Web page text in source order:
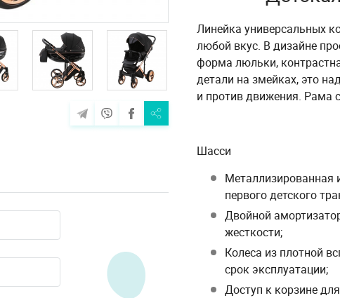
Линейка универсальных
любой вкус. В дизайне
форма люльки,
детали на змейках, это
и против движения. Рама
Шасси
Металлизированная
первого детского
Двойной
жесткости;
Колеса из плотной
срок эксплуатации;
Доступ к корзине